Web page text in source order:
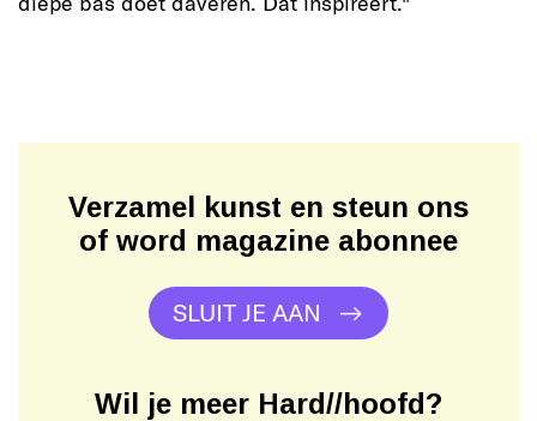
Verzamel kunst en steun ons
of word magazine abonnee
SLUIT JE AAN
Wil je meer Hard//hoofd?